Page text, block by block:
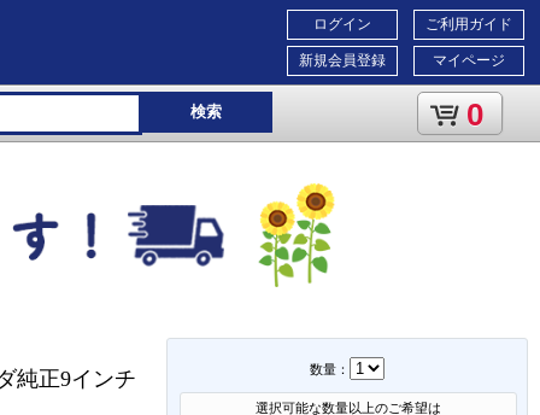
ご利用ガイド
マイページ
ログイン
新規会員登録
検索 0
数量：
選択可能な数量以上のご希望は
純正9インチ